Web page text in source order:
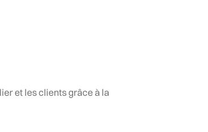
et les clients grâce à la